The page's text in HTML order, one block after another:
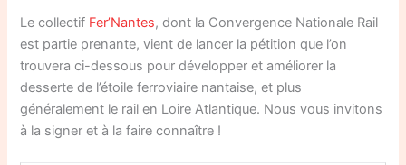
Le collectif Fer’Nantes, dont la Convergence Nationale Rail
est partie prenante, vient de lancer la pétition que l’on
trouvera ci-dessous pour développer et améliorer la
desserte de l’étoile ferroviaire nantaise, et plus
généralement le rail en Loire Atlantique. Nous vous invitons
à la signer et à la faire connaître !